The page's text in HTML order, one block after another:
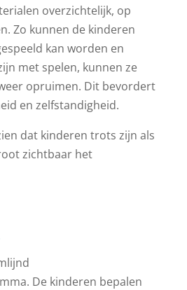
overzichtelijk, op
Zo kunnen de kinderen
kan worden en
met spelen, kunnen ze
opruimen. Dit bevordert
en zelfstandigheid.
dat kinderen trots zijn als
zichtbaar het
De kinderen bepalen